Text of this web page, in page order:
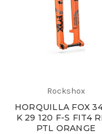
Rockshox
HORQUILLA FOX
K 29 120 F-S FIT4
PTL ORANGE